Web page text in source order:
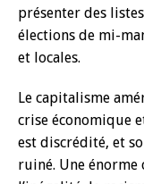
présenter des
élections de mi-
et locales.
Le capitalisme
crise économique
est discrédité, et
ruiné. Une énorme